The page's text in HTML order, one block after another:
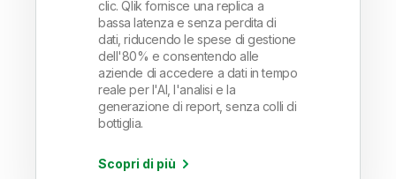
clic. Qlik fornisce una replica a
bassa latenza e senza perdita di
dati, riducendo le spese di gestione
dell'80% e consentendo alle
aziende di accedere a dati in tempo
reale per l'AI, l'analisi e la
generazione di report, senza colli di
bottiglia.
Scopri di più